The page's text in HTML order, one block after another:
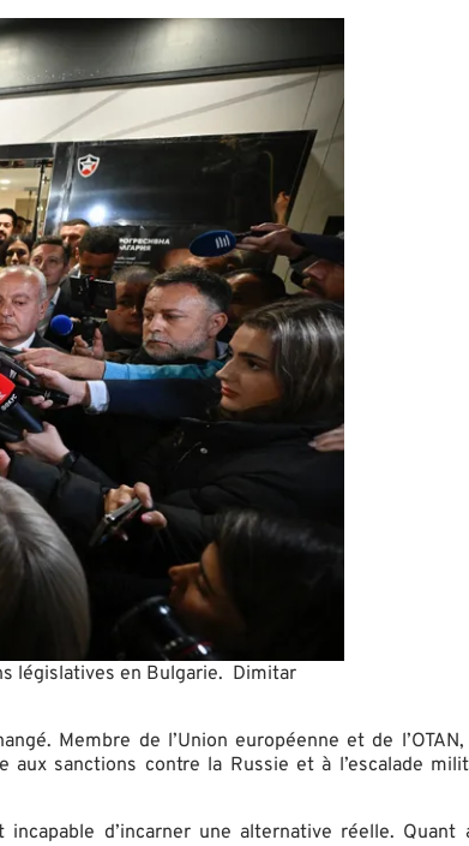
législatives en Bulgarie. Dimitar
Membre de l’Union européenne et de
sanctions contre la Russie et à l’escalade
d’incarner une alternative réelle.